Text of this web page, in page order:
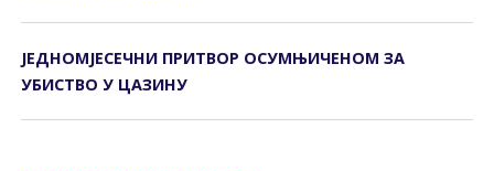
ЈЕДНОМЈЕСЕЧНИ ПРИТВОР ОСУМЊИЧЕНОМ ЗА
УБИСТВО У ЦАЗИНУ